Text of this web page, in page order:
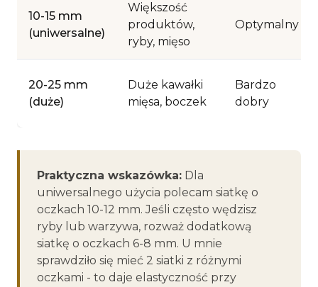
10-15 mm
(uniwersalne)
Większość
produktów,
ryby, mięso
Optymalny
20-25 mm
(duże)
Duże kawałki
mięsa, boczek
Bardzo
dobry
Praktyczna wskazówka: Dla
uniwersalnego użycia polecam siatkę o
oczkach 10-12 mm. Jeśli często wędzisz
ryby lub warzywa, rozważ dodatkową
siatkę o oczkach 6-8 mm. U mnie
sprawdziło się mieć 2 siatki z różnymi
oczkami - to daje elastyczność przy